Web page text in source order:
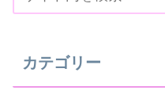
カテゴリー